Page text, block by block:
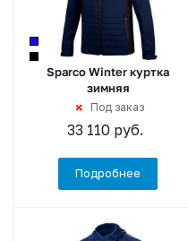
Sparco Winter куртка
зимняя
Под заказ
33 110руб.
Подробнее